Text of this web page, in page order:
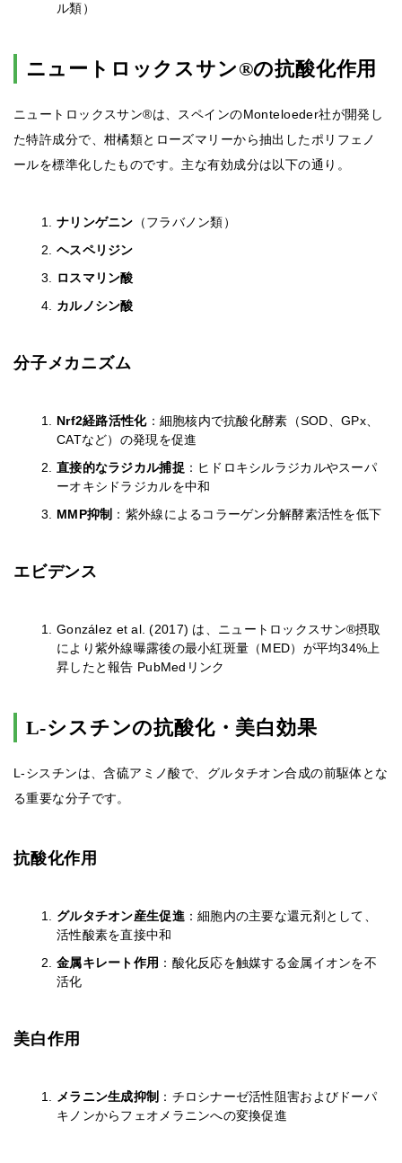
ル類）
ニュートロックスサン®の抗酸化作用
ニュートロックスサン®は、スペインのMonteloeder社が開発し
た特許成分で、柑橘類とローズマリーから抽出したポリフェノ
ールを標準化したものです。主な有効成分は以下の通り。
ナリンゲニン （フラバノン類）
ヘスペリジン
ロスマリン酸
カルノシン酸
分子メカニズム
Nrf2経路活性化：細胞核内で抗酸化酵素（SOD、GPx、
CATなど）の発現を促進
直接的なラジカル捕捉 ：ヒドロキシルラジカルやスーパ
ーオキシドラジカルを中和
MMP抑制 ：紫外線によるコラーゲン分解酵素活性を低下
エビデンス
González et al. (2017) は、ニュートロックスサン®摂取
により紫外線曝露後の最小紅斑量（MED）が平均34%上
昇したと報告 PubMedリンク
L-シスチンの抗酸化・美白効果
L-シスチンは、含硫アミノ酸で、グルタチオン合成の前駆体とな
る重要な分子です。
抗酸化作用
グルタチオン産生促進：細胞内の主要な還元剤として、
活性酸素を直接中和
金属キレート作用 ：酸化反応を触媒する金属イオンを不
活化
美白作用
メラニン生成抑制 ：チロシナーゼ活性阻害およびドーパ
キノンからフェオメラニンへの変換促進